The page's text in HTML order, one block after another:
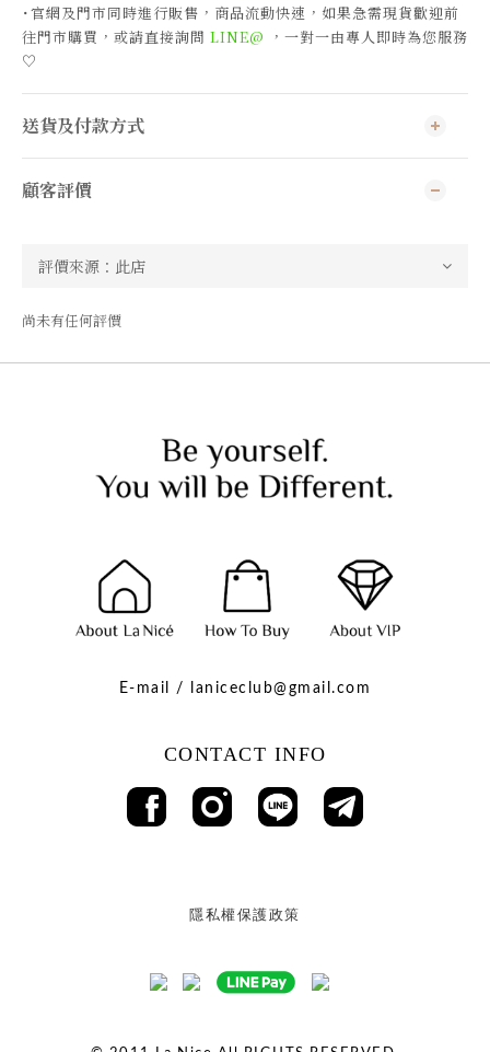
˙官網及門市同時進行販售，商品流動快速，如果急需現貨歡迎前
往門市購買，或請直接詢問 LINE@ ，一對一由專人即時為您服務
♡
送貨及付款方式
顧客評價
尚未有任何評價
E-mail / laniceclub@gmail.com
CONTACT INFO
隱私權保護政策